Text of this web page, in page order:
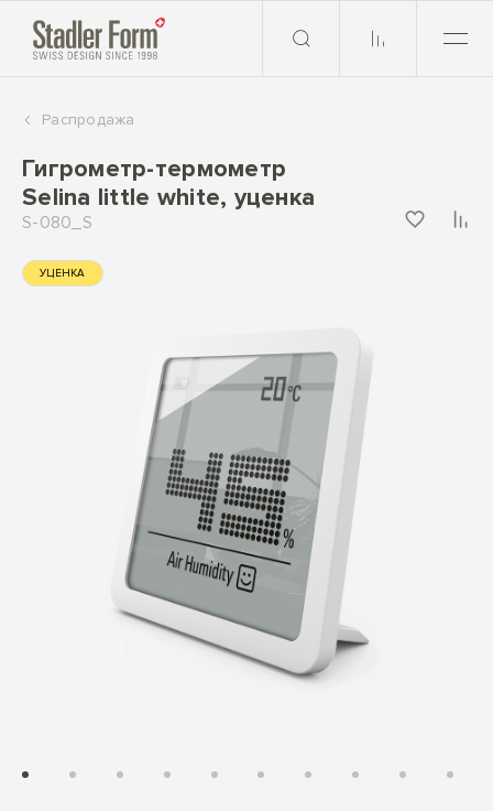
Распродажа
Гигрометр-термометр
Selina little white, уценка
S-080_S
УЦЕНКА